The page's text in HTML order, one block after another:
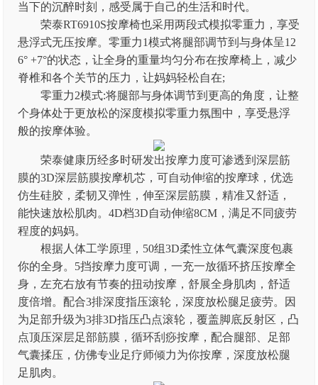
当下的沉醉时刻，感受属于自己的生活和时代。
荣泰RT6910S按摩椅也采用两段式模拟零重力，享受
悬浮式无压按摩。零重力1模式将腿部调节到与身体呈12
6° +7°的状态，让全身的重量均匀分布在按摩椅上，减少
脊椎和各个关节的压力，让妈妈轻松自在;
零重力2模式:将腿部与身体调节到更高的角度，让整
个身体处于更放松的深度模拟零重力氛围中，享受悬浮
般的按摩体验。
荣泰健康历经多时研发出按摩力度可渗透到深层筋
膜的3D深层筋膜按摩机芯，可自动伸缩的按摩球，优选
仿生硅胶，柔韧又弹性，伸至深层筋膜，精准又舒适，
能快速放松肌肉。4D档3D自动伸缩8CM，满足不同疲劳
程度的妈妈。
根据人体工学原理，50组3D柔性立体气囊深度包裹
你的全身。5挡按摩力度可调，一充一放循环挤压按摩全
身，左充右放有节奏的扭动按摩，舒展全身肌肉，舒适
度倍增。配合3排深度指压滚轮，深度放松腿足疲劳。因
为足部升级为3排3D指压凸点滚轮，覆盖脚底反射区，凸
点顶压深层足部筋膜，循环刮痧按摩，配合腿部、足部
气囊揉压，仿佛专业足疗师倾力为你按摩，深度放松腿
足肌肉。